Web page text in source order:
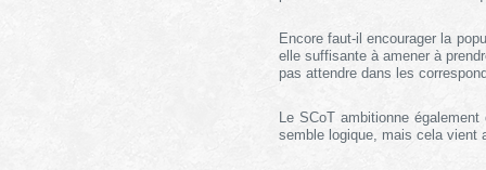
Encore faut-il encourager la
elle suffisante à amener à
pas attendre dans les
Le SCoT ambitionne
semble logique, mais cela vient